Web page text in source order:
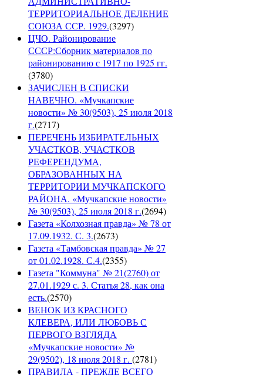
ТЕРРИТОРИАЛЬНОЕ ДЕЛЕНИЕ
СОЮЗА ССР. 1929.(3297)
ЦЧО. Районирование
СССР:Сборник материалов по
районированию с 1917 по 1925 гг.
(3780)
ЗАЧИСЛЕН В СПИСКИ
НАВЕЧНО. «Мучкапские
новости» № 30(9503), 25 июля 2018
г.(2717)
ПЕРЕЧЕНЬ ИЗБИРАТЕЛЬНЫХ
УЧАСТКОВ, УЧАСТКОВ
РЕФЕРЕНДУМА,
ОБРАЗОВАННЫХ НА
ТЕРРИТОРИИ МУЧКАПСКОГО
РАЙОНА. «Мучкапские новости»
№ 30(9503), 25 июля 2018 г.(2694)
Газета «Колхозная правда» № 78 от
17.09.1932. С. 3.(2673)
Газета «Тамбовская правда» № 27
от 01.02.1928. С.4.(2355)
Газета "Коммуна" № 21(2760) от
27.01.1929 с. 3. Статья 28, как она
есть.(2570)
ВЕНОК ИЗ КРАСНОГО
КЛЕВЕРА, ИЛИ ЛЮБОВЬ С
ПЕРВОГО ВЗГЛЯДА
«Мучкапские новости» №
29(9502), 18 июля 2018 г. (2781)
ПРАВИЛА - ПРЕЖДЕ ВСЕГО